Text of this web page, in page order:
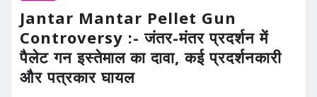
Jantar Mantar Pellet Gun
Controversy :- जंतर-मंतर प्रदर्शन में
पैलेट गन इस्तेमाल का दावा, कई प्रदर्शनकारी
और पत्रकार घायल